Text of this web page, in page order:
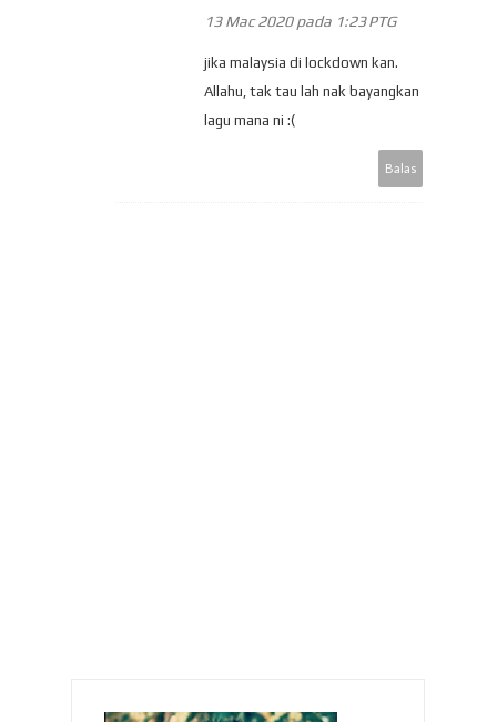
13 Mac 2020 pada 1:23 PTG
jika malaysia di lockdown kan.
Allahu, tak tau lah nak bayangkan
lagu mana ni :(
Balas